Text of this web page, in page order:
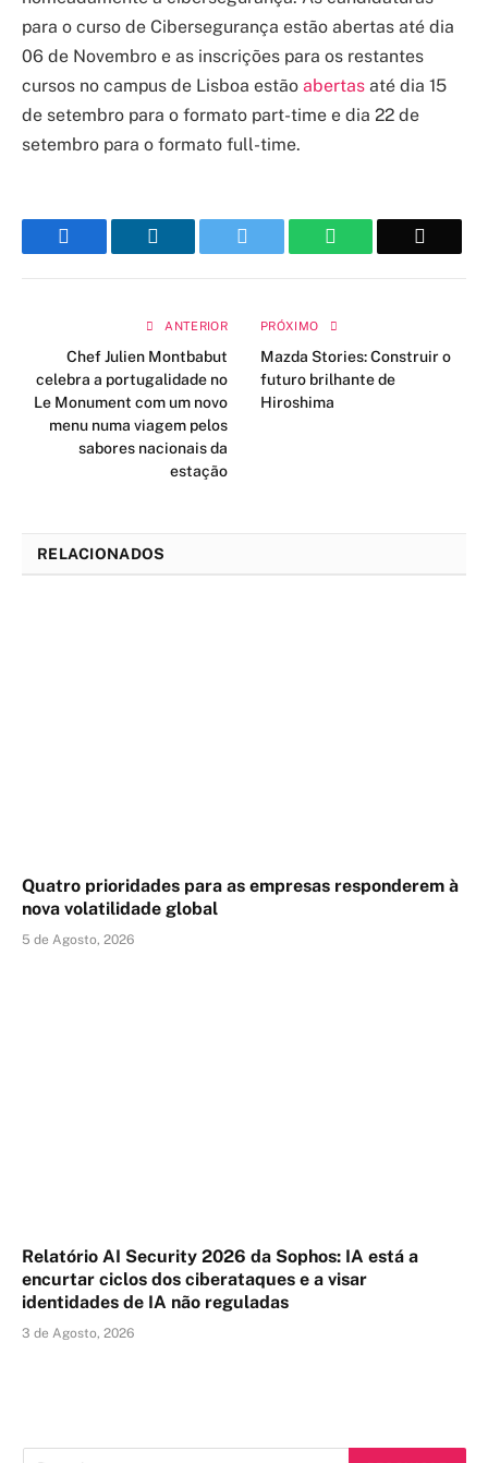
para o curso de Cibersegurança estão abertas até dia
06 de Novembro e as inscrições para os restantes
cursos no campus de Lisboa estão abertas até dia 15
de setembro para o formato part-time e dia 22 de
setembro para o formato full-time.
WhatsApp
ANTERIOR
Chef Julien Montbabut
celebra a portugalidade no
Le Monument com um novo
menu numa viagem pelos
sabores nacionais da
estação
PRÓXIMO
Mazda Stories: Construir o
futuro brilhante de
Hiroshima
RELACIONADOS
Quatro prioridades para as empresas responderem à
nova volatilidade global
5 de Agosto, 2026
Relatório AI Security 2026 da Sophos: IA está a
encurtar ciclos dos ciberataques e a visar
identidades de IA não reguladas
3 de Agosto, 2026